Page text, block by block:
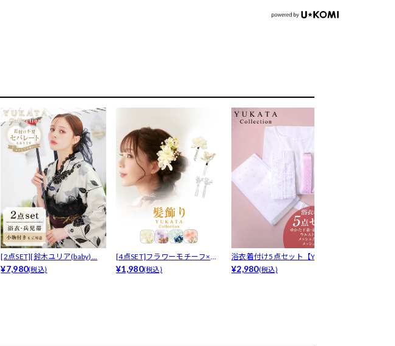
[2点SET][鈴木ユリア(baby)...
¥7,980(税込)
[4点SET]フラワーモチーフ×パ
ール髪飾り
¥1,980(税込)
浴衣着付け5点セット【YUKAT
A b...
¥2,980(税込)